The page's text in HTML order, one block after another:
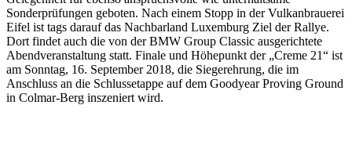
Sonderprüfungen geboten. Nach einem Stopp in der Vulkanbrauerei
Eifel ist tags darauf das Nachbarland Luxemburg Ziel der Rallye.
Dort findet auch die von der BMW Group Classic ausgerichtete
Abendveranstaltung statt. Finale und Höhepunkt der „Creme 21“ ist
am Sonntag, 16. September 2018, die Siegerehrung, die im
Anschluss an die Schlussetappe auf dem Goodyear Proving Ground
in Colmar-Berg inszeniert wird.